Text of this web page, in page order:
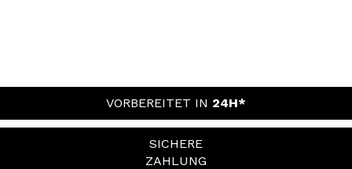
VORBEREITET IN 24H*
SICHERE
ZAHLUNG